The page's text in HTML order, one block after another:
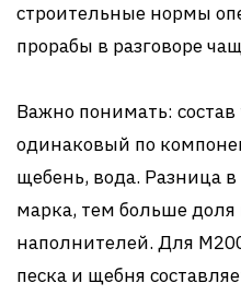
строительные нормы
прорабы в разговоре
Важно понимать: состав
одинаковый по
щебень, вода. Разница
марка, тем больше
наполнителей. Для
песка и щебня